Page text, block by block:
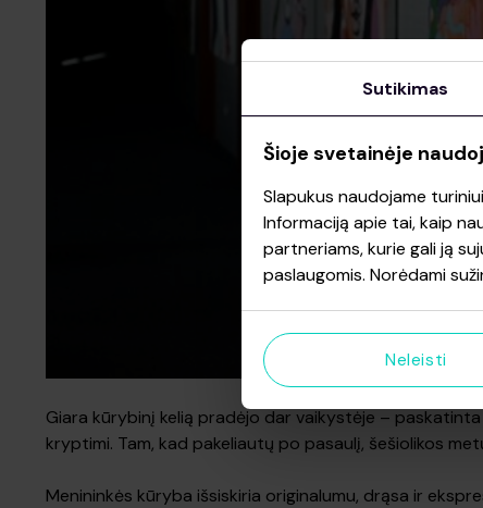
Giara kūrybinį kelią pradėjo dar vaikystėje –
kryptimi. Tam, kad pakeliautų po pasaulį, šešiolikos
Menininkės kūryba išsiskiria originalumu, drąsa ir
Sutikimas
Šioje svetainėje
Slapukus naudojame
Informaciją apie tai, kaip
partneriams, kurie gali ją
paslaugomis. Norėdami
Neleisti